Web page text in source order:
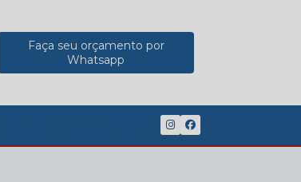
Faça seu orçamento por
Whatsapp